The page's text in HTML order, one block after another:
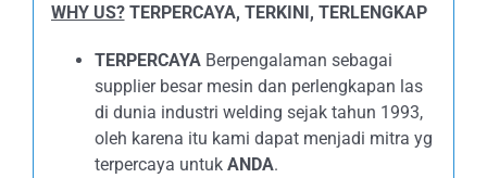
WHY US? TERPERCAYA, TERKINI, TERLENGKAP
TERPERCAYABerpengalaman sebagai
supplier besar mesin dan perlengkapan las
di dunia industri welding sejak tahun 1993,
oleh karena itu kami dapat menjadi mitra yg
terpercaya untuk ANDA.